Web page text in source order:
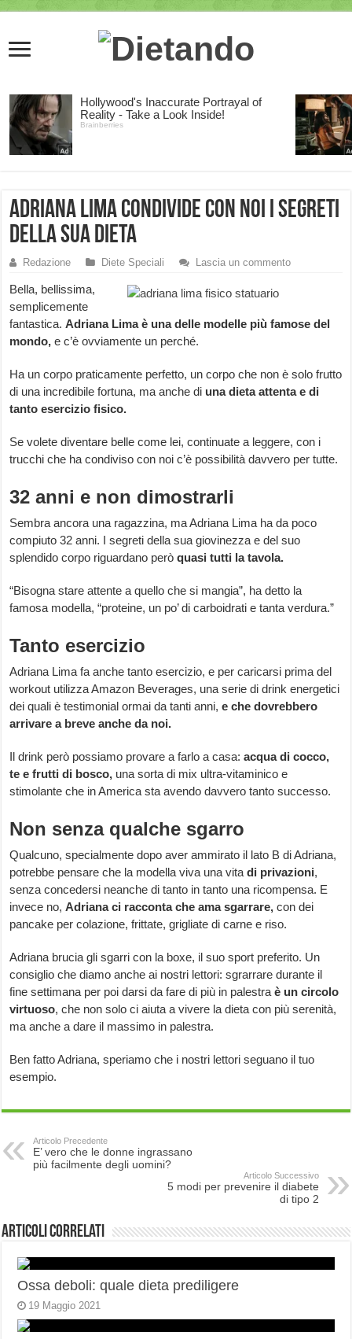
Adriana Lima condivide con noi i segreti
della sua dieta
Redazione Diete Speciali Lascia un commento
Bella, bellissima,
semplicemente
fantastica.Adriana Lima è una delle modelle più famose del
mondo,e c’è ovviamente un perché.
Ha un corpo praticamente perfetto, un corpo che non è solo frutto
di una incredibile fortuna, ma anche di una dieta attenta e di
tanto esercizio fisico.
Se volete diventare belle come lei, continuate a leggere, con i
trucchi che ha condiviso con noi c’è possibilità davvero per tutte.
32 anni e non dimostrarli
Sembra ancora una ragazzina, ma Adriana Lima ha da poco
compiuto 32 anni. I segreti della sua giovinezza e del suo
splendido corpo riguardano peròquasi tutti la tavola.
“Bisogna stare attente a quello che si mangia”, ha detto la
famosa modella, “proteine, un po’ di carboidrati e tanta verdura.”
Tanto esercizio
Adriana Lima fa anche tanto esercizio, e per caricarsi prima del
workout utilizza Amazon Beverages, una serie di drink energetici
dei quali è testimonial ormai da tanti anni,e che dovrebbero
arrivare a breve anche da noi.
Il drink però possiamo provare a farlo a casa:acqua di cocco,
te e frutti di bosco, una sorta di mix ultra-vitaminico e
stimolante che in America sta avendo davvero tanto successo.
Non senza qualche sgarro
Qualcuno, specialmente dopo aver ammirato il lato B di Adriana,
potrebbe pensare che la modella viva una vitadi privazioni,
senza concedersi neanche di tanto in tanto una ricompensa. E
invece no,Adriana ci racconta che ama sgarrare,con dei
pancake per colazione, frittate, grigliate di carne e riso.
Adriana brucia gli sgarri con la boxe, il suo sport preferito. Un
consiglio che diamo anche ai nostri lettori: sgrarrare durante il
fine settimana per poi darsi da fare di più in palestraè un circolo
virtuoso, che non solo ci aiuta a vivere la dieta con più serenità,
ma anche a dare il massimo in palestra.
Ben fatto Adriana, speriamo che i nostri lettori seguano il tuo
esempio.
Articolo Precedente
E’ vero che le donne ingrassano
più facilmente degli uomini?
Articolo Successivo
5 modi per prevenire il diabete
di tipo 2
Articoli correlati
Ossa deboli: quale dieta prediligere
19 Maggio 2021